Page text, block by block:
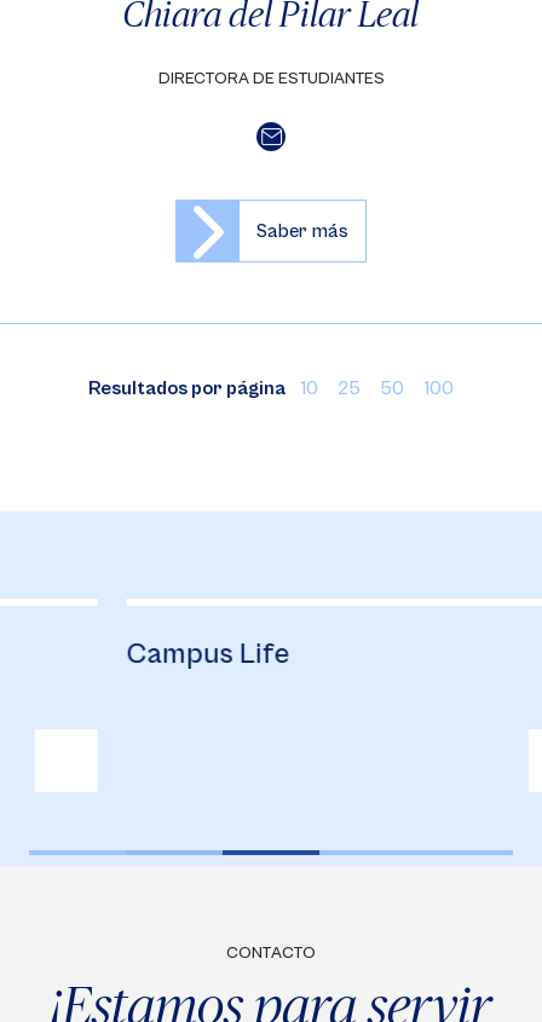
Chiara del Pilar Leal
DIRECTORA DE ESTUDIANTES
Saber más
Resultados por página 10 25 50 100
Campus Life
CONTACTO
¡Estamos para servir